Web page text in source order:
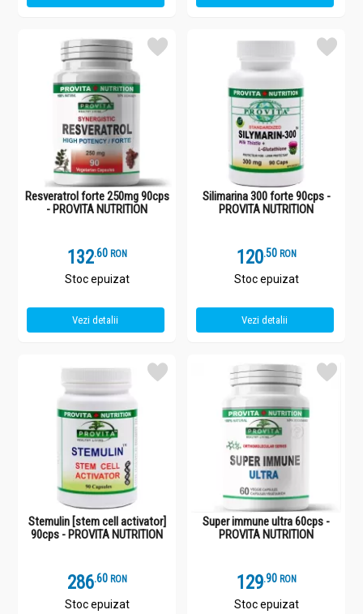
Resveratrol forte 250mg 90cps
- PROVITA NUTRITION
132.6 RON
Stoc epuizat
Vezi detalii
Silimarina 300 forte 90cps -
PROVITA NUTRITION
120.5 RON
Stoc epuizat
Vezi detalii
Stemulin [stem cell activator]
90cps - PROVITA NUTRITION
286.6 RON
Stoc epuizat
Super immune ultra 60cps -
PROVITA NUTRITION
129.9 RON
Stoc epuizat